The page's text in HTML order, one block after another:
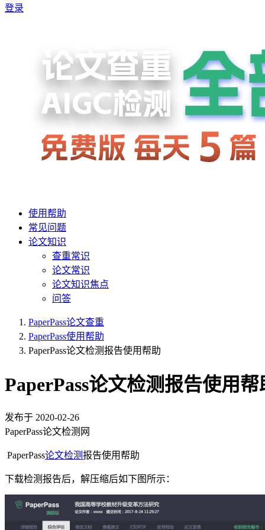
登录
使用帮助
常见问题
论文知识
查重常识
论文常识
论文知识焦点
问答
PaperPass论文查重
PaperPass使用帮助
PaperPass论文检测报告使用帮助
PaperPass论文检测报告使用帮
发布于 2020-02-26
PaperPass论文检测网
PaperPass论文检测报告使用帮助
下载检测报告后，解压缩后如下图所示：